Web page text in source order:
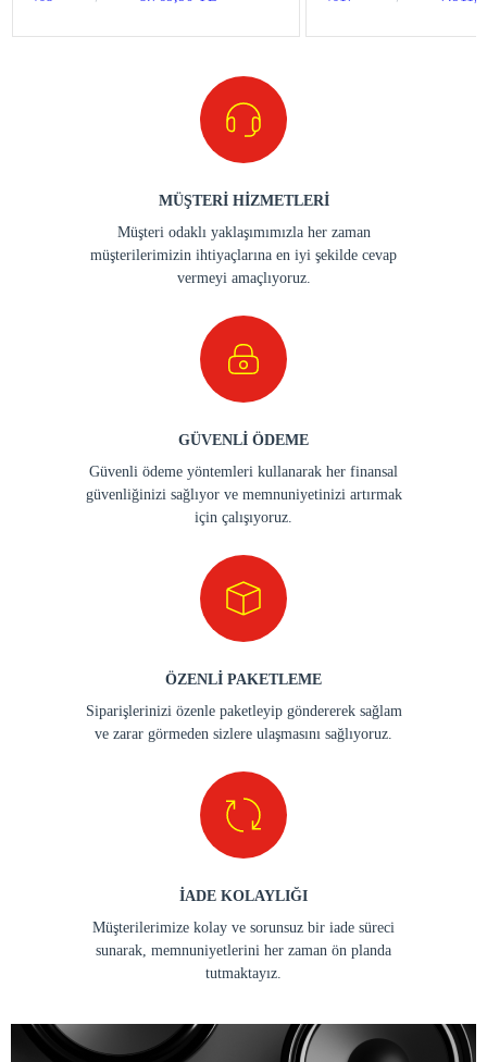
MÜŞTERİ HİZMETLERİ
Müşteri odaklı yaklaşımımızla her zaman
müşterilerimizin ihtiyaçlarına en iyi şekilde cevap
vermeyi amaçlıyoruz.
GÜVENLİ ÖDEME
Güvenli ödeme yöntemleri kullanarak her finansal
güvenliğinizi sağlıyor ve memnuniyetinizi artırmak
için çalışıyoruz.
ÖZENLİ PAKETLEME
Siparişlerinizi özenle paketleyip göndererek sağlam
ve zarar görmeden sizlere ulaşmasını sağlıyoruz.
İADE KOLAYLIĞI
Müşterilerimize kolay ve sorunsuz bir iade süreci
sunarak, memnuniyetlerini her zaman ön planda
tutmaktayız.